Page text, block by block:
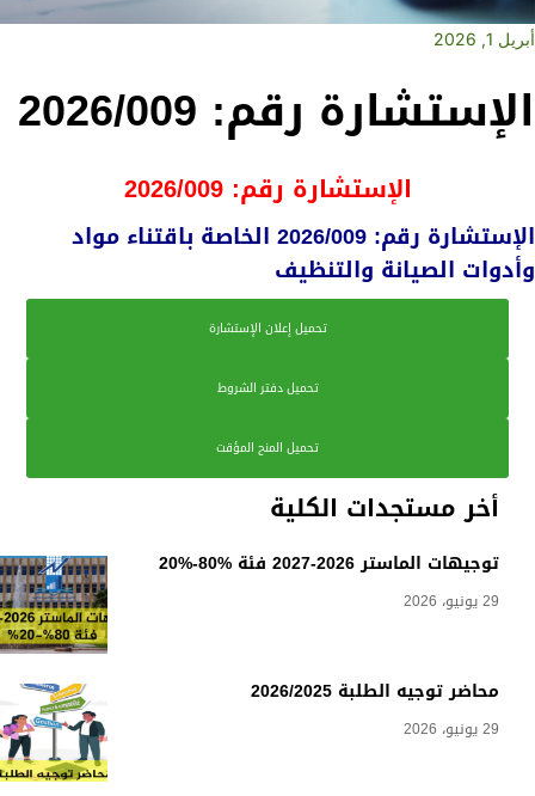
أخر مستجدات الكلية
توجيهات الماستر 2026-2027 فئة %80-%20
29 يونيو، 2026
محاضر توجيه الطلبة 2026/2025
29 يونيو، 2026
أبريل 1, 2026
الإستشارة رقم: 2026/009
الإستشارة رقم: 2026/009
الإستشارة رقم: 2026/009 الخاصة باقتناء مواد
وأدوات الصيانة والتنظيف
تحميل إعلان الإستشارة
تحميل دفتر الشروط
تحميل المنح المؤقت